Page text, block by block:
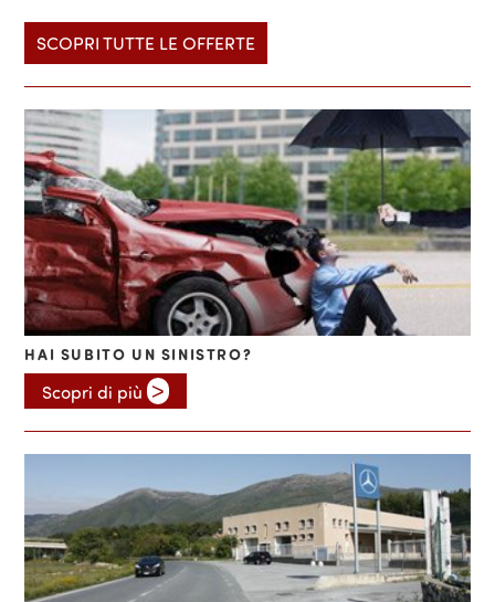
SCOPRI TUTTE LE OFFERTE
HAI SUBITO UN SINISTRO?
Scopri di più >